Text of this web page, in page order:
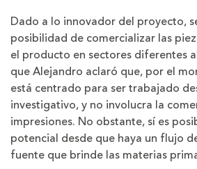
Dado a lo innovador del proyecto,
posibilidad de comercializar las
el producto en sectores diferentes
que Alejandro aclaró que, por el
está centrado para ser trabajado
investigativo, y no involucra la
impresiones. No obstante, sí es
potencial desde que haya un flujo
fuente que brinde las materias